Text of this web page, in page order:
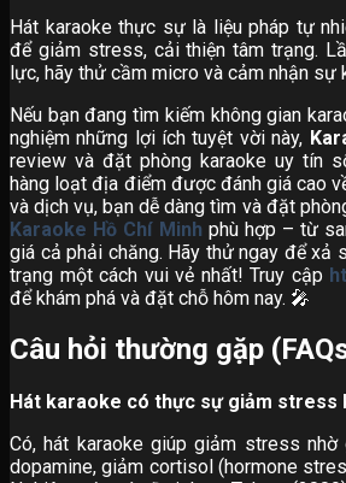
Hát karaoke thực sự là liệu pháp tự
để giảm stress, cải thiện tâm trạng.
lực, hãy thử cầm micro và cảm nhận sự
Nếu bạn đang tìm kiếm không gian
nghiệm những lợi ích tuyệt vời này,
review và đặt phòng karaoke uy tín
hàng loạt địa điểm được đánh giá cao
và dịch vụ, bạn dễ dàng tìm và đặt
Karaoke Hồ Chí Minh phù hợp – từ
giá cả phải chăng. Hãy thử ngay để xả
trạng một cách vui vẻ nhất! Truy cập
để khám phá và đặt chỗ hôm nay. 🎤
Câu hỏi thường gặp
Hát karaoke có thực sự giảm stress
Có, hát karaoke giúp giảm stress nhờ
dopamine, giảm cortisol (hormone